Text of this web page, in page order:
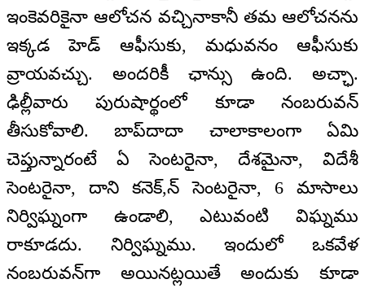
ఇంకెవరికైనా ఆలోచన వచ్చినాకానీ తమ ఆలోచనను
ఇక్కడ హెడ్‌ ఆఫీసుకు, మధువనం ఆఫీసుకు
వ్రాయవచ్చు. అందరికీ ఛాన్సు ఉంది. అచ్ఛా.
ఢిల్లీవారు పురుషార్థంలో కూడా నంబరువన్‌
తీసుకోవాలి. బాప్‌దాదా చాలాకాలంగా ఏమి
చెప్తున్నారంటే ఏ సెంటరైనా, దేశమైనా, విదేశీ
సెంటరైనా, దాని కనెక్,న్ సెంటరైనా, 6 మాసాలు
నిర్విఘ్నంగా ఉండాలి, ఎటువంటి విఘ్నము
రాకూడదు. నిర్విఘ్నము. ఇందులో ఒకవేళ
నంబరువన్‌గా అయినట్లయితే అందుకు కూడా